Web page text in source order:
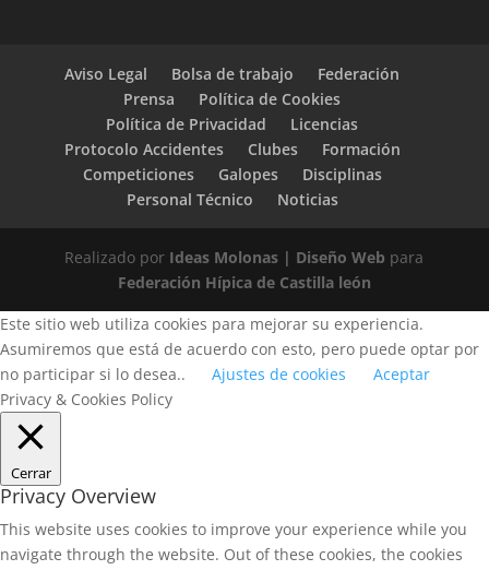
Aviso Legal Bolsa de trabajo
Federación
Prensa
Política de Cookies
Política de Privacidad
Licencias
Protocolo Accidentes
Clubes
Formación
Competiciones
Galopes
Disciplinas
Personal Técnico
Noticias
Realizado por Ideas Molonas | Diseño Web para
Federación Hípica de Castilla león
Este sitio web utiliza cookies para mejorar su experiencia.
Asumiremos que está de acuerdo con esto, pero puede optar por
no participar si lo desea..
Ajustes de cookies
Aceptar
Privacy & Cookies Policy
Cerrar
Privacy Overview
This website uses cookies to improve your experience while you
navigate through the website. Out of these cookies, the cookies